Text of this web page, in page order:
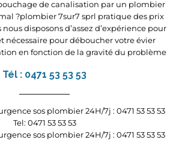
de canalisation par un plombier
?plombier 7sur7 sprl pratique des prix
disposons d’assez d’expérience pour
nécessaire pour déboucher votre évier
en fonction de la gravité du problème
Tél : 0471 53 53 53
sos plombier 24H/7j : 0471 53 53 53
Tel: 0471 53 53 53
sos plombier 24H/7j : 0471 53 53 53